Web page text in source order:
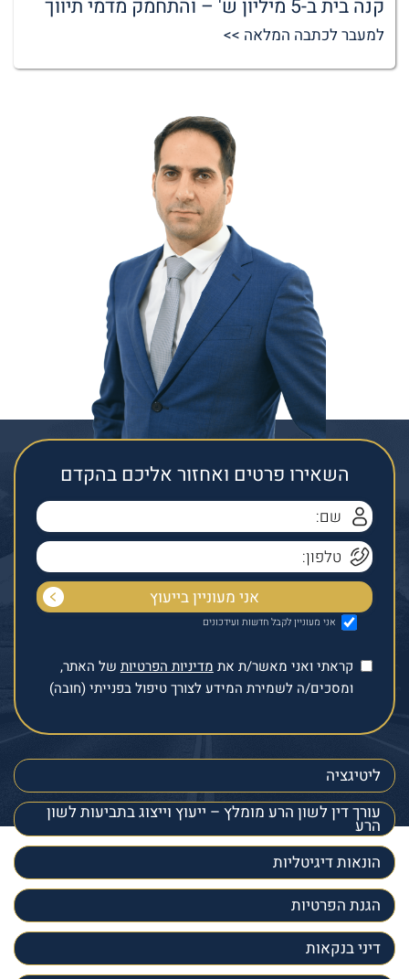
השאירו פרטים ואחזור אליכם בהקדם
אני מעוניין לקבל חדשות ועידכונים
קראתי ואני מאשר/ת את מדיניות הפרטיות של האתר,
ומסכים/ה לשמירת המידע לצורך טיפול בפנייתי (חובה)
ליטיגציה
עורך דין לשון הרע מומלץ – ייעוץ וייצוג בתביעות לשון
הרע
הונאות דיגיטליות
הגנת הפרטיות
דיני בנקאות
קנה בית ב-5 מיליון ש' – והתחמק מדמי תיווך
למעבר לכתבה המלאה >>